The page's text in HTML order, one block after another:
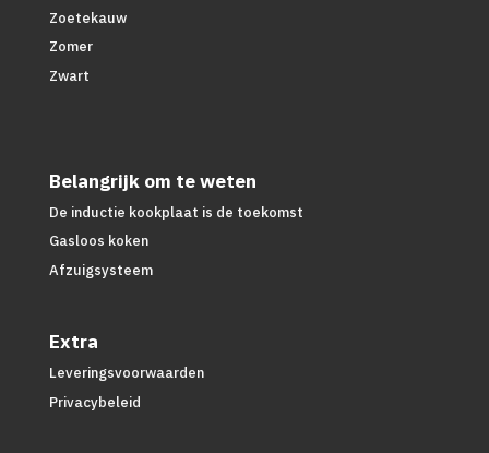
Zoetekauw
Zomer
Zwart
Belangrijk om te weten
De inductie kookplaat is de toekomst
Gasloos koken
Afzuigsysteem
Extra
Leveringsvoorwaarden
Privacybeleid